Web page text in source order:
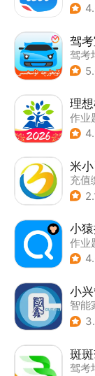
驾
驾考
理
作业
米小
充值
小
作业
小
智能
斑
驾考